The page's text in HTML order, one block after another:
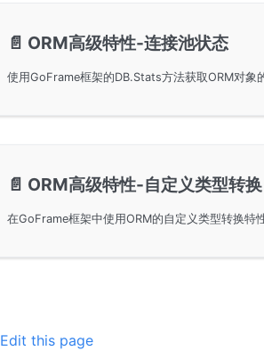
📄️ ORM高级特性-连接池状态
📄️ ORM高级特性-自定义类型转换
Edit this page